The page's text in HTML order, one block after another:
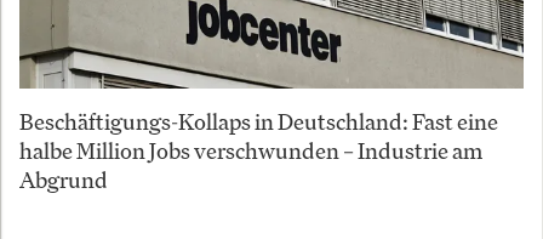
Beschäftigungs-Kollaps in Deutschland: Fast eine
halbe Million Jobs verschwunden – Industrie am
Abgrund